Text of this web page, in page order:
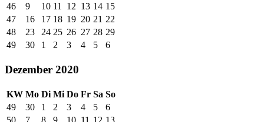
46
9 10 11 12 13 14 15
47
16 17 18 19 20 21 22
48
23 24 25 26 27 28 29
49
30 1 2 3 4 5 6
Dezember 2020
KW Mo Di Mi Do Fr Sa So
49
30 1 2 3 4 5
6
50
7 8 9 10 11 12 13